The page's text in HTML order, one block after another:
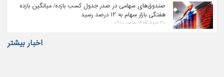
صندوق‌های سهامی در صدر جدول کسب بازده/ میانگین بازده
هفتگی بازار سهام به ۱۲ درصد رسید
۳۰ خرداد ۱۴۰۵ ساعت ۰۹:۱۰
اخبار بیشتر